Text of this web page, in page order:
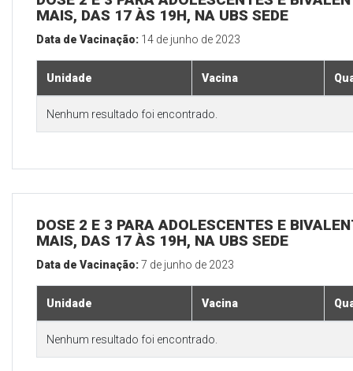
MAIS, DAS 17 ÀS 19H, NA UBS SEDE
Data de Vacinação: 14 de junho de 2023
Unidade Vacina
Nenhum resultado foi encontrado.
DOSE 2 E 3 PARA ADOLESCENTES E
MAIS, DAS 17 ÀS 19H, NA UBS SEDE
Data de Vacinação:7 de junho de 2023
Unidade Vacina
Nenhum resultado foi encontrado.